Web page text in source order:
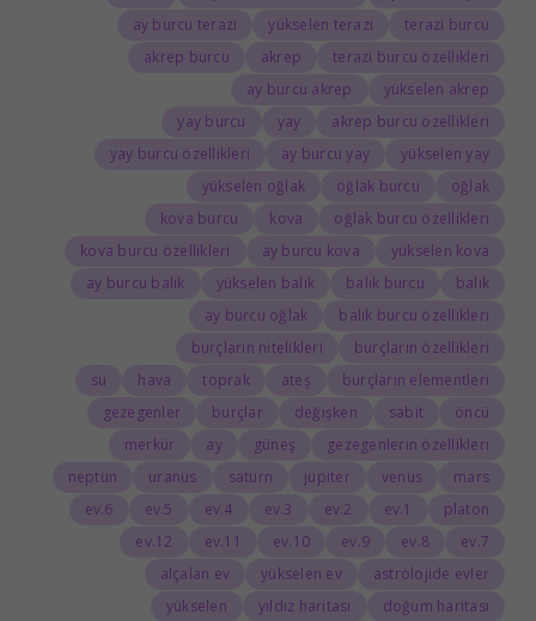
terazi burcu
yükselen terazi
ay burcu terazi
terazi burcu özellikleri
akrep
akrep burcu
yükselen akrep
ay burcu akrep
akrep burcu özellikleri
yay
yay burcu
yükselen yay
ay burcu yay
yay burcu özellikleri
oğlak
oğlak burcu
yükselen oğlak
oğlak burcu özellikleri
kova
kova burcu
yükselen kova
ay burcu kova
kova burcu özellikleri
balık
balık burcu
yükselen balık
ay burcu balık
balık burcu özellikleri
ay burcu oğlak
burçların özellikleri
burçların nitelikleri
burçların elementleri
ateş
toprak
hava
su
öncü
sabit
değişken
burçlar
gezegenler
gezegenlerin özellikleri
güneş
ay
merkür
mars
venüs
jüpiter
satürn
uranüs
neptün
platon
1.ev
2.ev
3.ev
4.ev
5.ev
6.ev
7.ev
8.ev
9.ev
10.ev
11.ev
12.ev
astrolojide evler
yükselen ev
alçalan ev
doğum haritası
yıldız haritası
yükselen